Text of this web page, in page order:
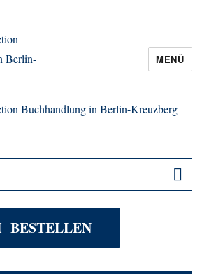
Buchhandlung in
MENÜ
BESTELLEN